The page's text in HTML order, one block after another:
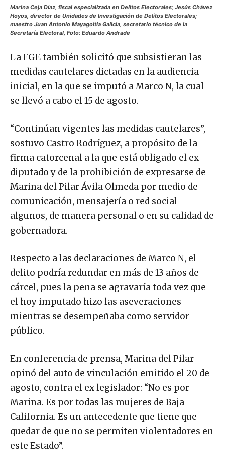
Marina Ceja Díaz, fiscal especializada en Delitos Electorales; Jesús Chávez
Hoyos, director de Unidades de Investigación de Delitos Electorales;
maestro Juan Antonio Mayagoitia Galicia, secretario técnico de la
Secretaría Electoral, Foto: Eduardo Andrade
La FGE también solicitó que subsistieran las
medidas cautelares dictadas en la audiencia
inicial, en la que se imputó a Marco N, la cual
se llevó a cabo el 15 de agosto.
“Continúan vigentes las medidas cautelares”,
sostuvo Castro Rodríguez, a propósito de la
firma catorcenal a la que está obligado el ex
diputado y de la prohibición de expresarse de
Marina del Pilar Ávila Olmeda por medio de
comunicación, mensajería o red social
algunos, de manera personal o en su calidad de
gobernadora.
Respecto a las declaraciones de Marco N, el
delito podría redundar en más de 13 años de
cárcel, pues la pena se agravaría toda vez que
el hoy imputado hizo las aseveraciones
mientras se desempeñaba como servidor
público.
En conferencia de prensa, Marina del Pilar
opinó del auto de vinculación emitido el 20 de
agosto, contra el ex legislador: “No es por
Marina. Es por todas las mujeres de Baja
California. Es un antecedente que tiene que
quedar de que no se permiten violentadores en
este Estado”.